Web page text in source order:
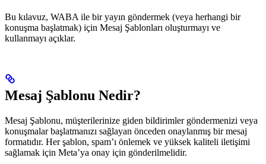
Bu kılavuz, WABA ile bir yayın göndermek (veya herhangi bir
konuşma başlatmak) için Mesaj Şablonları oluşturmayı ve
kullanmayı açıklar.
Mesaj Şablonu Nedir?
Mesaj Şablonu, müşterilerinize giden bildirimler göndermenizi veya
konuşmalar başlatmanızı sağlayan önceden onaylanmış bir mesaj
formatıdır. Her şablon, spam’ı önlemek ve yüksek kaliteli iletişimi
sağlamak için Meta’ya onay için gönderilmelidir.